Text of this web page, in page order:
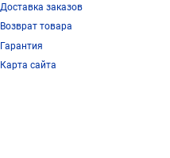
Доставка заказов
Возврат товара
Гарантия
Карта сайта